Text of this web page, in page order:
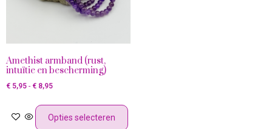
Amethist armband (rust,
intuïtie en bescherming)
€ 5,95 - € 8,95
Opties selecteren